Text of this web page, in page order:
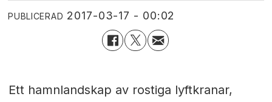
PUBLICERAD 2017-03-17 - 00:02
Ett hamnlandskap av rostiga lyftkranar,